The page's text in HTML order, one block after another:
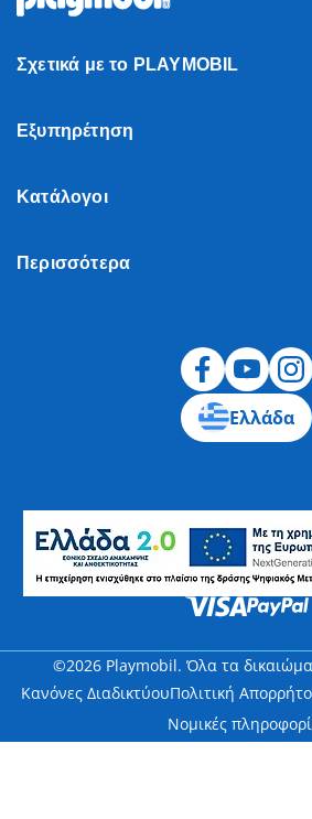
Σχετικά με το PLAYMOBIL
Εξυπηρέτηση
Κατάλογοι
Περισσότερα
Ελλάδα
©2026 Playmobil. Όλα τα
Κανόνες ΔιαδικτύουΠολιτική
Νομικές